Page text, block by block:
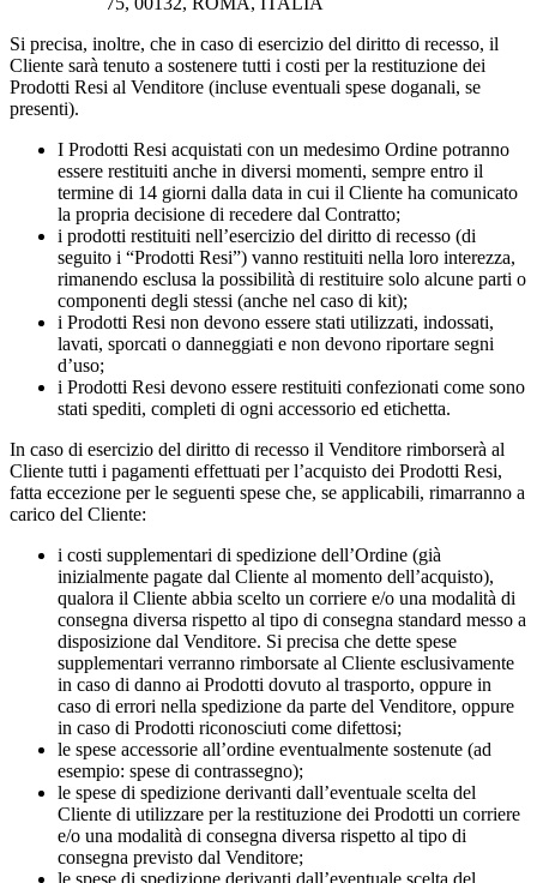
Si precisa, inoltre, che in caso di esercizio del diritto di recesso, il
Cliente sarà tenuto a sostenere tutti i costi per la restituzione dei
Prodotti Resi al Venditore (incluse eventuali spese doganali, se
presenti).
I Prodotti Resi acquistati con un medesimo Ordine potranno
essere restituiti anche in diversi momenti, sempre entro il
termine di 14 giorni dalla data in cui il Cliente ha comunicato
la propria decisione di recedere dal Contratto;
i prodotti restituiti nell’esercizio del diritto di recesso (di
seguito i “Prodotti Resi”) vanno restituiti nella loro interezza,
rimanendo esclusa la possibilità di restituire solo alcune parti o
componenti degli stessi (anche nel caso di kit);
i Prodotti Resi non devono essere stati utilizzati, indossati,
lavati, sporcati o danneggiati e non devono riportare segni
d’uso;
i Prodotti Resi devono essere restituiti confezionati come sono
stati spediti, completi di ogni accessorio ed etichetta.
In caso di esercizio del diritto di recesso il Venditore rimborserà al
Cliente tutti i pagamenti effettuati per l’acquisto dei Prodotti Resi,
fatta eccezione per le seguenti spese che, se applicabili, rimarranno a
carico del Cliente:
i costi supplementari di spedizione dell’Ordine (già
inizialmente pagate dal Cliente al momento dell’acquisto),
qualora il Cliente abbia scelto un corriere e/o una modalità di
consegna diversa rispetto al tipo di consegna standard messo a
disposizione dal Venditore. Si precisa che dette spese
supplementari verranno rimborsate al Cliente esclusivamente
in caso di danno ai Prodotti dovuto al trasporto, oppure in
caso di errori nella spedizione da parte del Venditore, oppure
in caso di Prodotti riconosciuti come difettosi;
le spese accessorie all’ordine eventualmente sostenute (ad
esempio: spese di contrassegno);
le spese di spedizione derivanti dall’eventuale scelta del
Cliente di utilizzare per la restituzione dei Prodotti un corriere
e/o una modalità di consegna diversa rispetto al tipo di
consegna previsto dal Venditore;
le spese di spedizione derivanti dall’eventuale scelta del